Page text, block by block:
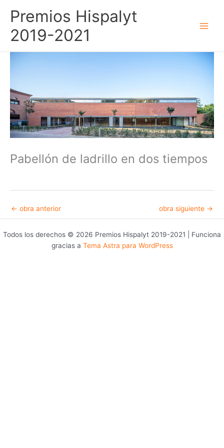
Premios Hispalyt
2019-2021
Pabellón de ladrillo en dos tiempos
← obra anterior obra siguiente →
Todos los derechos © 2026 Premios Hispalyt 2019-2021 | Funciona
gracias a Tema Astra para WordPress